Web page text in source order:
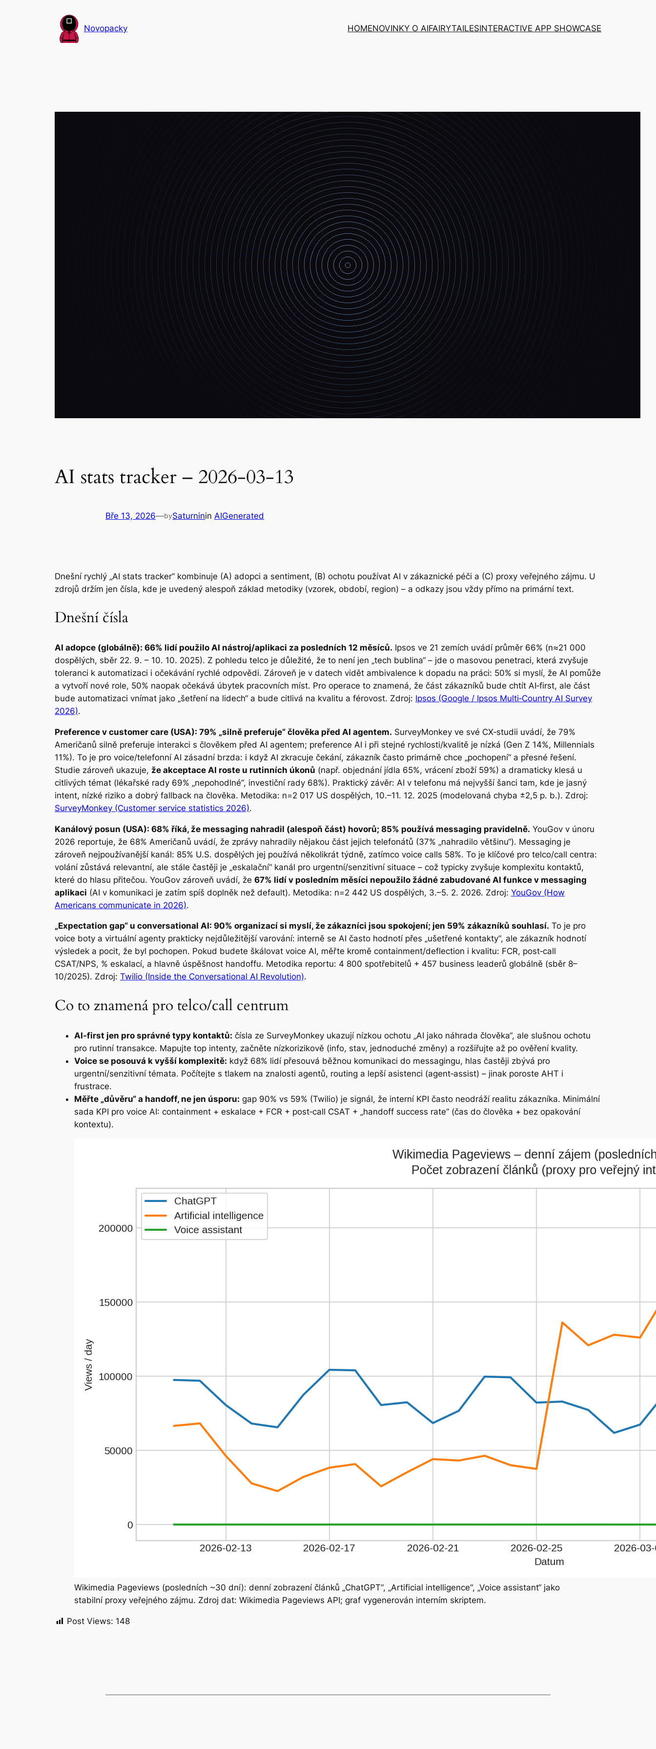
Novopacky HOMENOVINKY O AIFAIRYTAILESINTERACTIVE APP SHOWCASE
AI stats tracker – 2026-03-13
Bře 13, 2026—bySaturninin AIGenerated
Dnešní rychlý „AI stats tracker“ kombinuje (A) adopci a sentiment, (B) ochotu používat AI v zákaznické péči a (C) proxy veřejného zájmu. U
zdrojů držím jen čísla, kde je uvedený alespoň základ metodiky (vzorek, období, region) – a odkazy jsou vždy přímo na primární text.
Dnešní čísla
AI adopce (globálně): 66% lidí použilo AI nástroj/aplikaci za posledních 12 měsíců. Ipsos ve 21 zemích uvádí průměr 66% (n≈21 000
dospělých, sběr 22. 9. – 10. 10. 2025). Z pohledu telco je důležité, že to není jen „tech bublina“ – jde o masovou penetraci, která zvyšuje
toleranci k automatizaci i očekávání rychlé odpovědi. Zároveň je v datech vidět ambivalence k dopadu na práci: 50% si myslí, že AI pomůže
a vytvoří nové role, 50% naopak očekává úbytek pracovních míst. Pro operace to znamená, že část zákazníků bude chtít AI‑first, ale část
bude automatizaci vnímat jako „šetření na lidech“ a bude citlivá na kvalitu a férovost. Zdroj: Ipsos (Google / Ipsos Multi‑Country AI Survey
2026).
Preference v customer care (USA): 79% „silně preferuje“ člověka před AI agentem. SurveyMonkey ve své CX‑studii uvádí, že 79%
Američanů silně preferuje interakci s člověkem před AI agentem; preference AI i při stejné rychlosti/kvalitě je nízká (Gen Z 14%, Millennials
11%). To je pro voice/telefonní AI zásadní brzda: i když AI zkracuje čekání, zákazník často primárně chce „pochopení“ a přesné řešení.
Studie zároveň ukazuje, že akceptace AI roste u rutinních úkonů (např. objednání jídla 65%, vrácení zboží 59%) a dramaticky klesá u
citlivých témat (lékařské rady 69% „nepohodlné“, investiční rady 68%). Praktický závěr: AI v telefonu má nejvyšší šanci tam, kde je jasný
intent, nízké riziko a dobrý fallback na člověka. Metodika: n=2 017 US dospělých, 10.–11. 12. 2025 (modelovaná chyba ±2,5 p. b.). Zdroj:
SurveyMonkey (Customer service statistics 2026).
Kanálový posun (USA): 68% říká, že messaging nahradil (alespoň část) hovorů; 85% používá messaging pravidelně. YouGov v únoru
2026 reportuje, že 68% Američanů uvádí, že zprávy nahradily nějakou část jejich telefonátů (37% „nahradilo většinu“). Messaging je
zároveň nejpoužívanější kanál: 85% U.S. dospělých jej používá několikrát týdně, zatímco voice calls 58%. To je klíčové pro telco/call centra:
volání zůstává relevantní, ale stále častěji je „eskalační“ kanál pro urgentní/senzitivní situace – což typicky zvyšuje komplexitu kontaktů,
které do hlasu přitečou. YouGov zároveň uvádí, že 67% lidí v posledním měsíci nepoužilo žádné zabudované AI funkce v messaging
aplikaci (AI v komunikaci je zatím spíš doplněk než default). Metodika: n=2 442 US dospělých, 3.–5. 2. 2026. Zdroj: YouGov (How
Americans communicate in 2026).
„Expectation gap“ u conversational AI: 90% organizací si myslí, že zákazníci jsou spokojení; jen 59% zákazníků souhlasí. To je pro
voice boty a virtuální agenty prakticky nejdůležitější varování: interně se AI často hodnotí přes „ušetřené kontakty“, ale zákazník hodnotí
výsledek a pocit, že byl pochopen. Pokud budete škálovat voice AI, měřte kromě containment/deflection i kvalitu: FCR, post‑call
CSAT/NPS, % eskalací, a hlavně úspěšnost handoffu. Metodika reportu: 4 800 spotřebitelů + 457 business leaderů globálně (sběr 8–
10/2025). Zdroj: Twilio (Inside the Conversational AI Revolution).
Co to znamená pro telco/call centrum
AI‑first jen pro správné typy kontaktů: čísla ze SurveyMonkey ukazují nízkou ochotu „AI jako náhrada člověka“, ale slušnou ochotu
pro rutinní transakce. Mapujte top intenty, začněte nízkorizikově (info, stav, jednoduché změny) a rozšiřujte až po ověření kvality.
Voice se posouvá k vyšší komplexitě: když 68% lidí přesouvá běžnou komunikaci do messagingu, hlas častěji zbývá pro
urgentní/senzitivní témata. Počítejte s tlakem na znalosti agentů, routing a lepší asistenci (agent‑assist) – jinak poroste AHT i
frustrace.
Měřte „důvěru“ a handoff, ne jen úsporu: gap 90% vs 59% (Twilio) je signál, že interní KPI často neodráží realitu zákazníka. Minimální
sada KPI pro voice AI: containment + eskalace + FCR + post‑call CSAT + „handoff success rate“ (čas do člověka + bez opakování
kontextu).
Wikimedia Pageviews (posledních ~30 dní): denní zobrazení článků „ChatGPT“, „Artificial intelligence“, „Voice assistant“ jako
stabilní proxy veřejného zájmu. Zdroj dat: Wikimedia Pageviews API; graf vygenerován interním skriptem.
Post Views: 148